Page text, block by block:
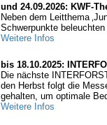
und 24.09.2026: KWF-
Neben dem Leitthema
Schwerpunkte
Weitere Infos
bis 18.10.2025:
Die nächste
den Herbst folgt die
gehalten, um optimale
Weitere Infos